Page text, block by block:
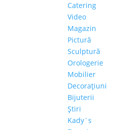
Catering
Video
Magazin
Pictură
Sculptură
Orologerie
Mobilier
Decoraţiuni
Bijuterii
Ştiri
Kady`s